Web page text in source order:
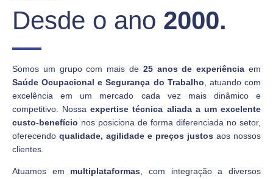
Desde o ano 2000.
Somos um grupo com mais de 25 anos de experiência em
Saúde Ocupacional e Segurança do Trabalho , atuando com
excelência em um mercado cada vez mais dinâmico e
competitivo. Nossaexpertise técnica aliada a um excelente
custo-benefício nos posiciona de forma diferenciada no setor,
oferecendo qualidade, agilidade e preços justos aos nossos
clientes.
Atuamos em multiplataformas, com integração a diversos